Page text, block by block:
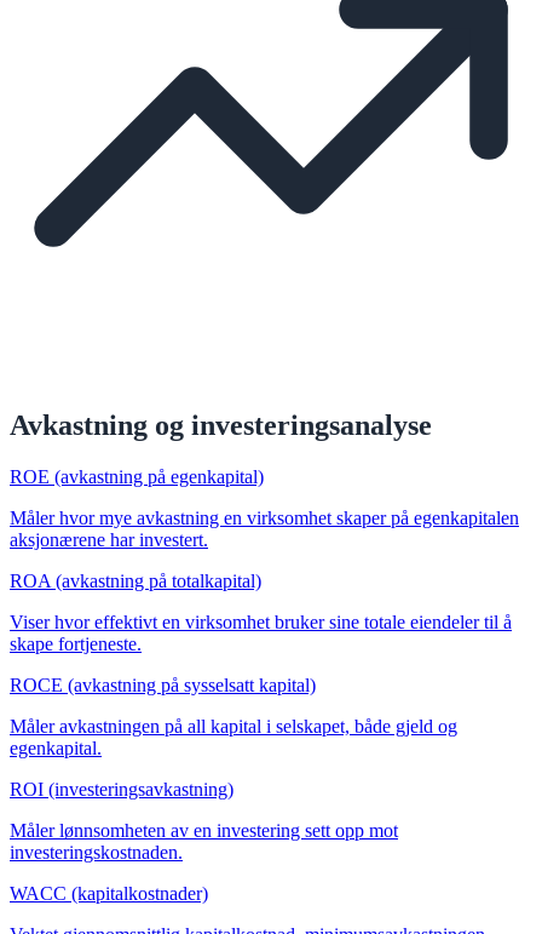
Avkastning og investeringsanalyse
ROE (avkastning på egenkapital)
Måler hvor mye avkastning en virksomhet skaper på egenkapitalen
aksjonærene har investert.
ROA (avkastning på totalkapital)
Viser hvor effektivt en virksomhet bruker sine totale eiendeler til å
skape fortjeneste.
ROCE (avkastning på sysselsatt kapital)
Måler avkastningen på all kapital i selskapet, både gjeld og
egenkapital.
ROI (investeringsavkastning)
Måler lønnsomheten av en investering sett opp mot
investeringskostnaden.
WACC (kapitalkostnader)